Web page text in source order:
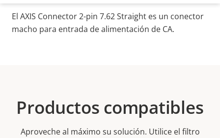
El AXIS Connector 2-pin 7.62 Straight es un conector
macho para entrada de alimentación de CA.
Productos compatibles
Aproveche al máximo su solución. Utilice el filtro